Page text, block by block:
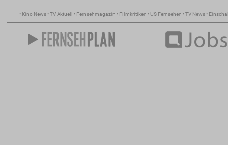
• Kino News •TV Aktuell • Fernsehmagazin • Filmkritiken • US Fernsehen •TV News •